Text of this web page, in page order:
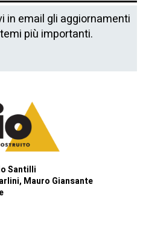
in email gli aggiornamenti
più importanti.
Santilli
Mauro Giansante